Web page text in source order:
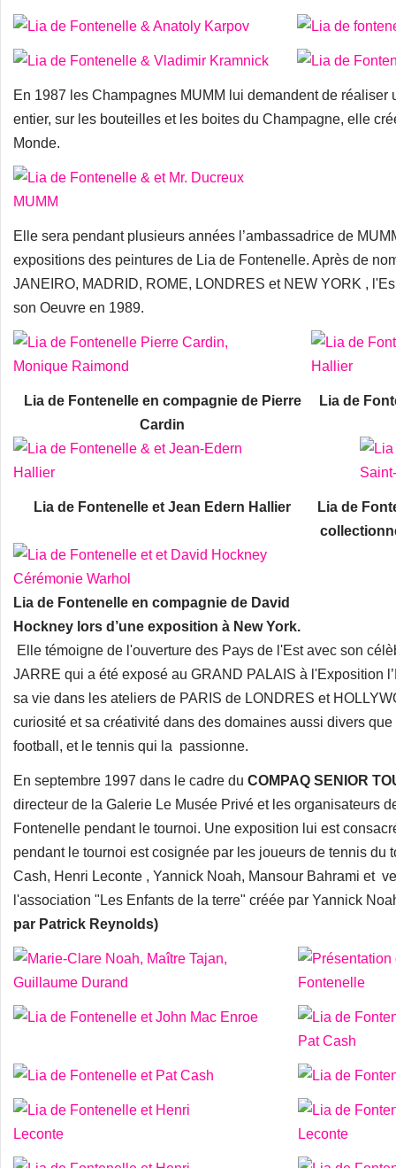
En 1987 les Champagnes MUMM lui demandent de
entier, sur les bouteilles et les boites du Champagne, elle
Monde.
Elle sera pendant plusieurs années l’ambassadrice de
expositions des peintures de Lia de Fontenelle. Après de
JANEIRO, MADRID, ROME, LONDRES et NEW YORK ,
son Oeuvre en 1989.
Lia de Fontenelle en compagnie de Pierre
Cardin
Lia de
Lia de Fontenelle et Jean Edern Hallier
Lia de
Lia de Fontenelle en compagnie de David
Hockney lors d’une exposition à New York.
Elle témoigne de l'ouverture des Pays de l'Est avec son
JARRE qui a été exposé au GRAND PALAIS à l'Exposition
sa vie dans les ateliers de PARIS de LONDRES et
curiosité et sa créativité dans des domaines aussi divers
football, et le tennis qui la passionne.
En septembre 1997 dans le cadre du COMPAQ SENIOR
directeur de la Galerie Le Musée Privé et les organisateurs
Fontenelle pendant le tournoi. Une exposition lui est
pendant le tournoi est cosignée par les joueurs de tennis
Cash, Henri Leconte , Yannick Noah, Mansour Bahrami et
l'association "Les Enfants de la terre" créée par Yannick
par Patrick Reynolds)